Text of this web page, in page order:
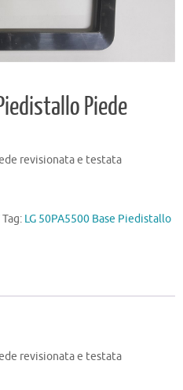
Piede
revisionata e testata
Tag: LG 50PA5500 Base Piedistallo
revisionata e testata